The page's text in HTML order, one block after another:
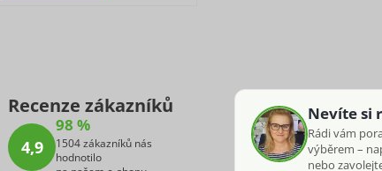
Recenze zákazníků
4,9
98 %
1504 zákazníků nás
hodnotilo
Nevíte si
Rádi vám
výběrem –
nebo